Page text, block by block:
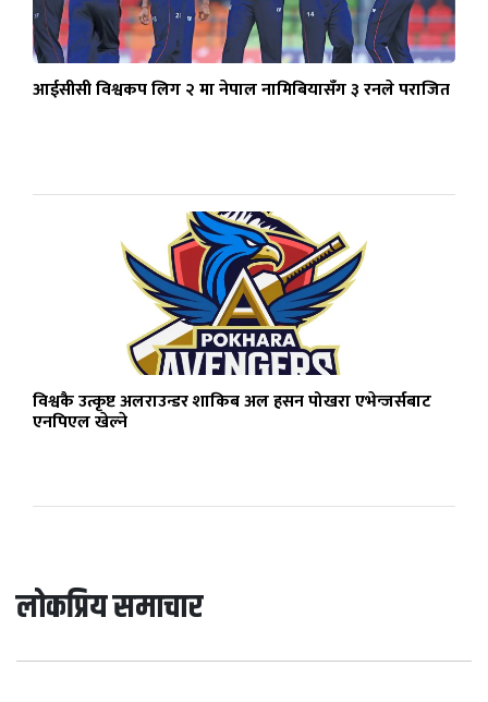
आईसीसी विश्वकप लिग २ मा नेपाल नामिबियासँग ३ रनले पराजित
विश्वकै उत्कृष्ट अलराउन्डर शाकिब अल हसन पोखरा एभेन्जर्सबाट
एनपिएल खेल्ने
लोकप्रिय समाचार